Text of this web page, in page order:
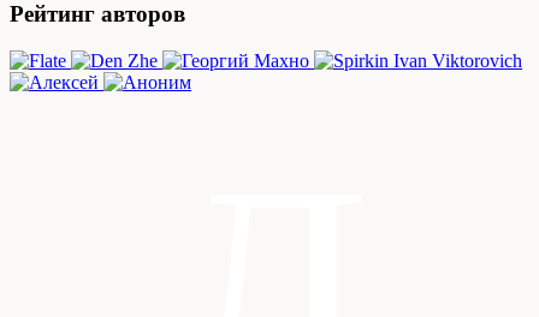
Рейтинг авторов